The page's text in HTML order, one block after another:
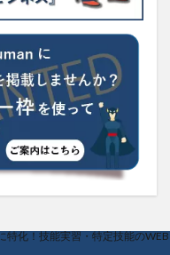
特化！技能実習・特定技能のWEB